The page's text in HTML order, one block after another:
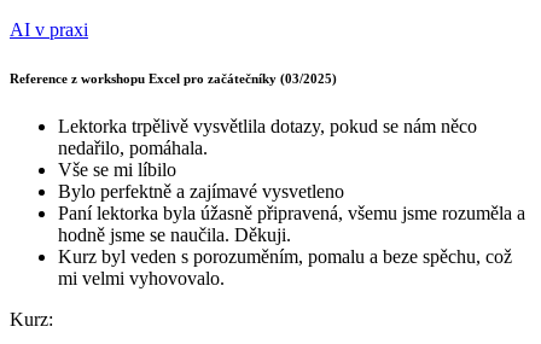
AI v praxi
Reference z workshopu Excel pro začátečníky (03/2025)
Lektorka trpělivě vysvětlila dotazy, pokud se nám něco
nedařilo, pomáhala.
Vše se mi líbilo
Bylo perfektně a zajímavé vysvetleno
Paní lektorka byla úžasně připravená, všemu jsme rozuměla a
hodně jsme se naučila. Děkuji.
Kurz byl veden s porozuměním, pomalu a beze spěchu, což
mi velmi vyhovovalo.
Kurz: